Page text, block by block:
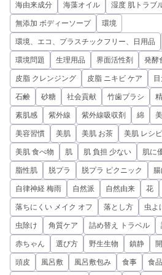
海由来成分 海藻オイル 湿度 肌トラブ
無添加 ボディーソープ 環境
環境、エコ、プラスチックフリー、日用品
環境問題 生理用品 界面活性剤 発酵
皮脂 クレンジング 皮脂 ニキビ ケア
石鹸 砂糖 社会貢献 竹歯ブラシ
素肌感 紫外線 紫外線吸収剤 綿
美容習慣 美肌 美肌 お茶 美肌 レシピ
美肌 食べ物 肌 肌 負担 少ない 肌に
脂性肌 脱プラ 脱プラ ピクニック
自律神経 梅雨 自然派 自然由来 花
落ちにくい メイク オフ 落とし方 虫よ
虫除け 角質ケア 詰め替え トラベル
赤ちゃん 選び方 野生生物 鎮静
頭皮 風呂敷 風呂敷包み 食事 食品